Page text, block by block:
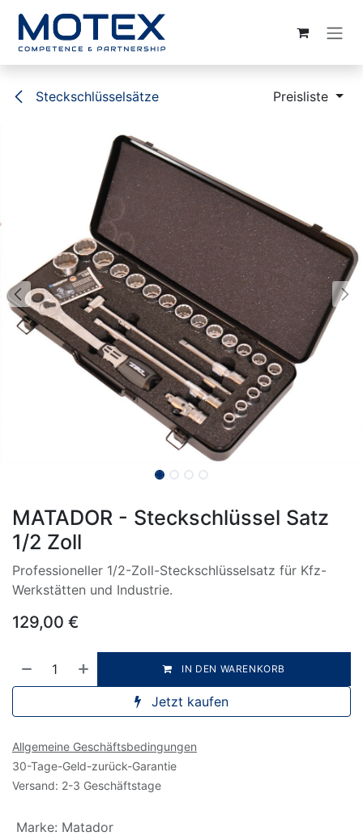
Steckschlüsselsätze Preisliste
MATADOR - Steckschlüssel Satz
1/2 Zoll
Professioneller 1/2-Zoll-Steckschlüsselsatz für Kfz-
Werkstätten und Industrie.
129,00 €
IN DEN WARENKORB
Jetzt kaufen
Allgemeine Geschäftsbedingungen
30-Tage-Geld-zurück-Garantie
Versand: 2-3 Geschäftstage
Marke: Matador